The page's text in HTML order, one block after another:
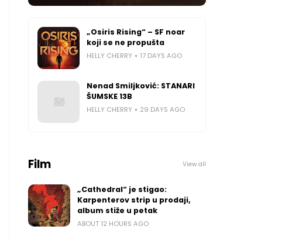
„Osiris Rising“ – SF noar
koji se ne propušta
HELLY CHERRY 17 DAYS AGO
Nenad Smiljković: STANARI
ŠUMSKE 13B
HELLY CHERRY 29 DAYS AGO
Film View all
„Cathedral“ je stigao:
Karpenterov strip u prodaji,
album stiže u petak
ABOUT 12 HOURS AGO